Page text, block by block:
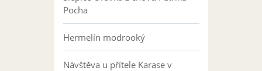
Pocha
Hermelín modrooký
Návštěva u přítele Karase v